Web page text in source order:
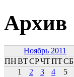
Архив
Ноябрь 2011
ПНВТСРЧТПТСБ
1
2 3 4 5